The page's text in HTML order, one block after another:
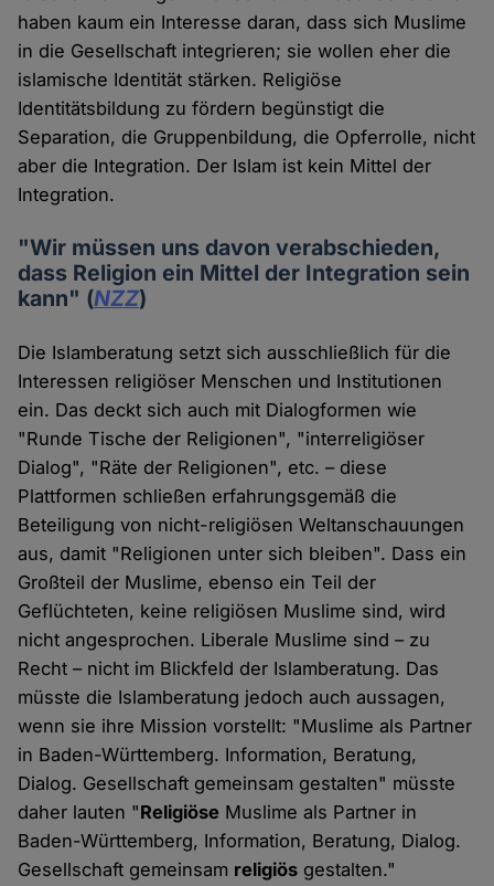
haben kaum ein Interesse daran, dass sich Muslime
in die Gesellschaft integrieren; sie wollen eher die
islamische Identität stärken. Religiöse
Identitätsbildung zu fördern begünstigt die
Separation, die Gruppenbildung, die Opferrolle, nicht
aber die Integration. Der Islam ist kein Mittel der
Integration.
"Wir müssen uns davon verabschieden,
dass Religion ein Mittel der Integration sein
kann" (NZZ)
Die Islamberatung setzt sich ausschließlich für die
Interessen religiöser Menschen und Institutionen
ein. Das deckt sich auch mit Dialogformen wie
"Runde Tische der Religionen", "interreligiöser
Dialog", "Räte der Religionen", etc. – diese
Plattformen schließen erfahrungsgemäß die
Beteiligung von nicht-religiösen Weltanschauungen
aus, damit "Religionen unter sich bleiben". Dass ein
Großteil der Muslime, ebenso ein Teil der
Geflüchteten, keine religiösen Muslime sind, wird
nicht angesprochen. Liberale Muslime sind – zu
Recht – nicht im Blickfeld der Islamberatung. Das
müsste die Islamberatung jedoch auch aussagen,
wenn sie ihre Mission vorstellt: "Muslime als Partner
in Baden-Württemberg. Information, Beratung,
Dialog. Gesellschaft gemeinsam gestalten" müsste
daher lauten "Religiöse Muslime als Partner in
Baden-Württemberg, Information, Beratung, Dialog.
Gesellschaft gemeinsam religiös gestalten."